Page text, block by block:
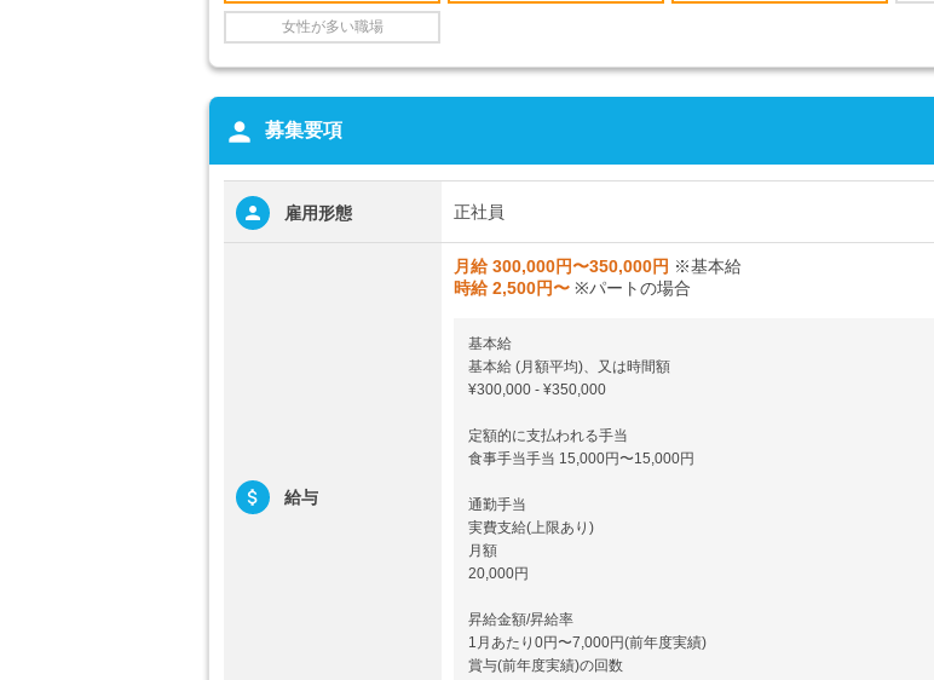
女性が多い職場
person 募集要項
雇用形態 正社員
給与
月給 300,000円〜350,000円 ※基本給
時給 2,500円〜 ※パートの場合
基本給
基本給 (月額平均)、又は時間額
¥300,000 - ¥350,000
定額的に支払われる手当
食事手当手当 15,000円〜15,000円
通勤手当
実費支給(上限あり)
月額
20,000円
昇給金額/昇給率
1月あたり0円〜7,000円(前年度実績)
賞与(前年度実績)の回数